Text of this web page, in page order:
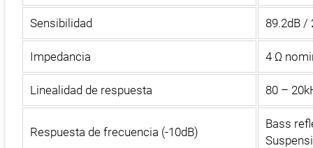
Sensibilidad 89.2dB /
Impedancia 4 Ω
Linealidad de respuesta 80 –
Respuesta de frecuencia (-10dB)
Bass